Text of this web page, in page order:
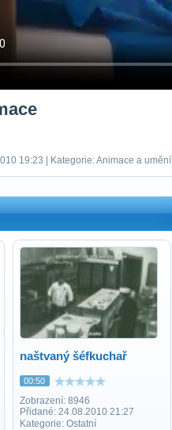
19:23 | Kategorie: Animace a umění
naštvaný šéfkuchař
00:50
Zobrazení: 8946
Přidané: 24.08.2010 21:27
Kategorie: Ostatní